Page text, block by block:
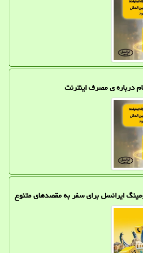
درباره ی مصرف اینترنت
ایرانسل برای سفر به مقصدهای متنوع